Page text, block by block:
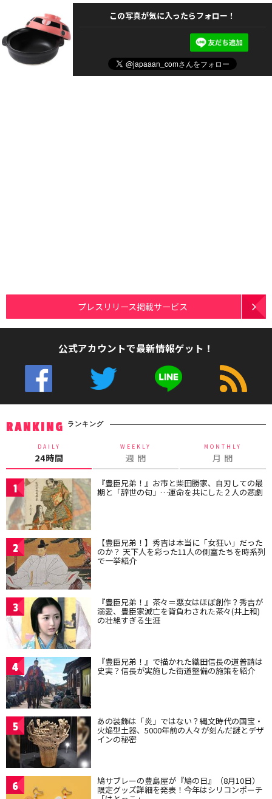
この写真が気に入ったらフォロー！
プレスリリース掲載サービス
公式アカウントで最新情報ゲット！
RANKING ランキング
DAILY
24時間
WEEKLY
週 間
MONTHLY
月 間
1 『豊臣兄弟！』お市と柴田勝家、自刃しての最
期と「辞世の句」…運命を共にした２人の悲劇
2 【豊臣兄弟！】秀吉は本当に「女狂い」だった
のか？ 天下人を彩った11人の側室たちを時系列
で一挙紹介
3 『豊臣兄弟！』茶々＝悪女はほぼ創作？秀吉が
溺愛、豊臣家滅亡を背負わされた茶々(井上和)
の壮絶すぎる生涯
4 『豊臣兄弟！』で描かれた織田信長の道普請は
史実？信長が実施した街道整備の施策を紹介
5 あの装飾は「炎」ではない？縄文時代の国宝・
火焔型土器、5000年前の人々が刻んだ謎とデザ
インの秘密
6 鳩サブレーの豊島屋が『鳩の日』（8月10日）
限定グッズ詳細を発表！今年はシリコンポーチ